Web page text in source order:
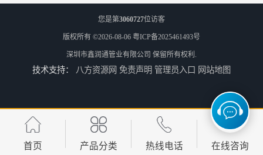
佛山Pe给水管电话 支持送货上门 HDPE电力管 HDPE顶管电缆管保护套管
您是第3060727位访客
版权所有 ©2026-08-06 粤ICP备2025461493号
深圳市鑫润通管业有限公司 保留所有权利.
技术支持： 八方资源网 免责声明 管理员入口 网站地图
首页 产品分类 热线电话 在线咨询